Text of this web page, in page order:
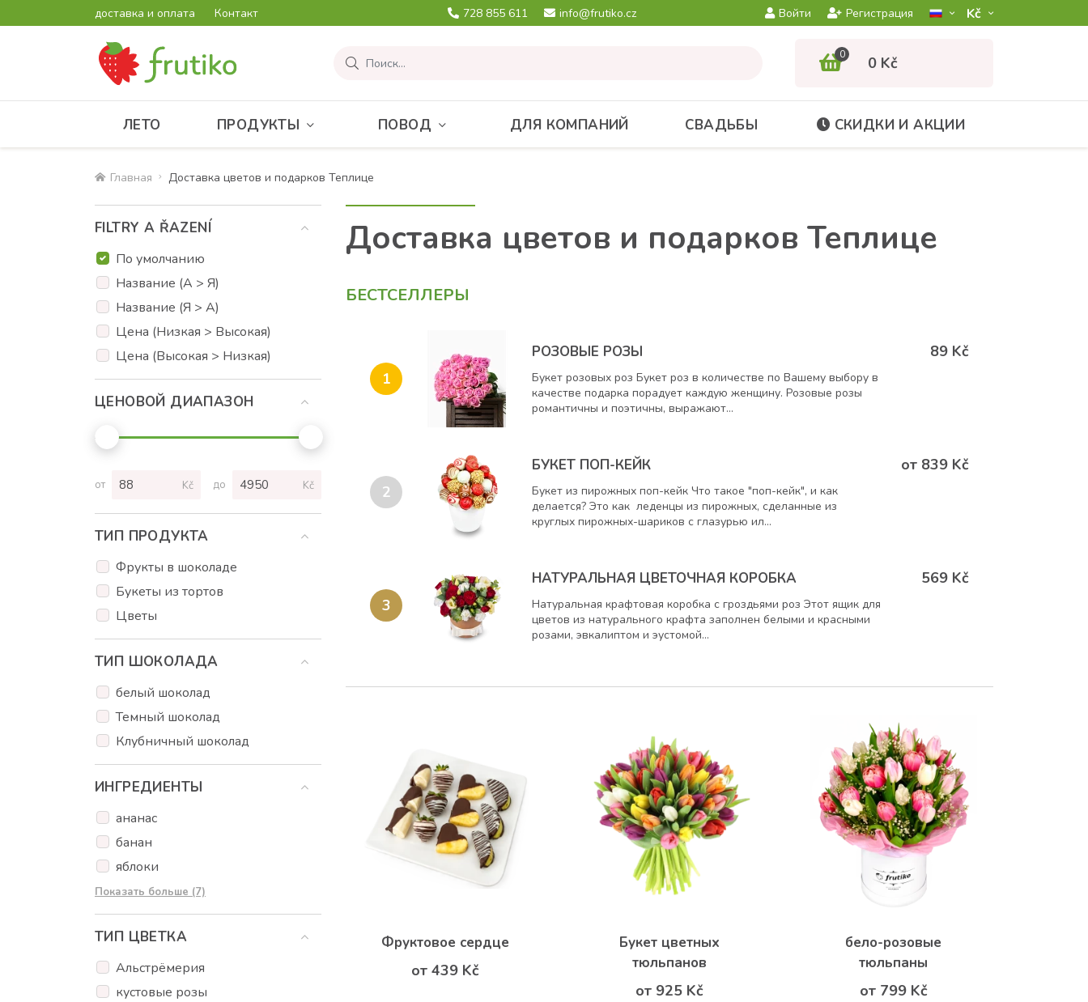
доставка и оплата Контакт 728 855 611 info@frutiko.cz Войти Регистрация Kč­
0 0 Kč
ЛЕТО ПРОДУКТЫ ПОВОД ДЛЯ КОМПАНИЙ СВАДЬБЫ СКИДКИ И АКЦИИ
Главная Доставка цветов и подарков Теплице
FILTRY A ŘAZENÍ
По умолчанию
Название (А > Я)
Название (Я > А)
Цена (Низкая > Высокая)
Цена (Высокая > Низкая)
ЦЕНОВОЙ ДИАПАЗОН
от Kč до Kč
ТИП ПРОДУКТА
Фрукты в шоколаде
Букеты из тортов
Цветы
ТИП ШОКОЛАДА
белый шоколад
Темный шоколад
Клубничный шоколад
ИНГРЕДИЕНТЫ
ананас
банан
яблоки
клубника
Шоколад
орехи
кокос
кексы
Показать больше (7)
ТИП ЦВЕТКА
Альстрёмерия
кустовые розы
Доставка цветов и подарков Теплице
БЕСТСЕЛЛЕРЫ
1
РОЗОВЫЕ РОЗЫ
Букет pозовыx роз Букет роз в количестве по Вашему выборy в
качестве подарка порадует каждую женщину. Розовые розы
романтичны и поэтичны, выражают...
89 Kč
2
БУКЕТ ПОП-КЕЙК
Букет из пирожных поп-кейк Что такое "поп-кейк", и как
делается? Это как леденцы из пирожных, сделанные из
круглых пирожных-шариков с глазурью ил...
от 839 Kč
3
НАТУРАЛЬНАЯ ЦВЕТОЧНАЯ КОРОБКА
Натуральная крафтовая коробка с гроздьями роз Этот ящик для
цветов из натурального крафта заполнен белыми и красными
розами, эвкалиптом и эустомой...
569 Kč
Фруктовое сердце
от 439 Kč
Букет цветных
тюльпанов
от 925 Kč
бело-розовые
тюльпаны
от 799 Kč